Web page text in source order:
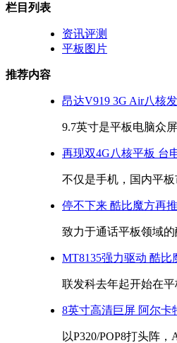
栏目列表
资讯评测
平板图片
推荐内容
昂达V919 3G Air八核
9.7英寸是平板电脑众
再现双4G八核平板 台
不仅是手机，国内平
停不下来 酷比魔方再
致力于通话平板领域
MT8135强力驱动 酷
联发科去年起开始在
8英寸高清巨屏 阿尔卡
以P320/POP8打头阵